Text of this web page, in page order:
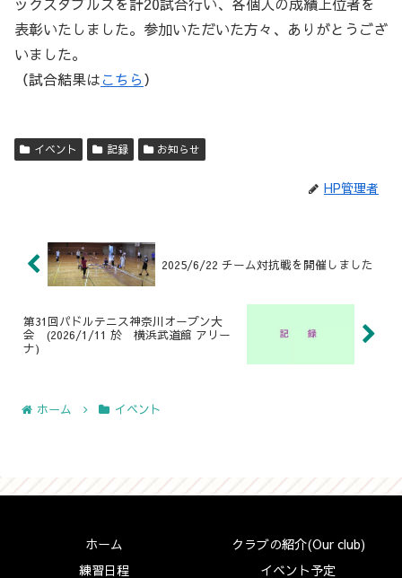
表彰いたしました。参加いただいた方々、ありがとうござ
いました。
（試合結果はこちら）
イベント 記録 お知らせ
HP管理者
2025/6/22 チーム対抗戦を開催しました
第31回パドルテニス神奈川オープン大
会 (2026/1/11 於 横浜武道館 アリー
ナ)
ホーム イベント
ホーム
クラブの紹介(Our club)
練習日程
イベント予定